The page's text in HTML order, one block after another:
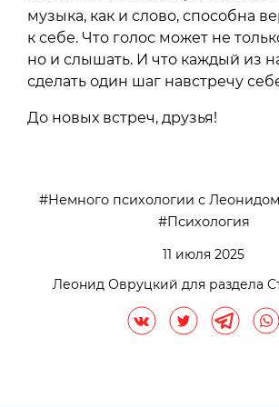
музыка, как и слово, способна
к себе. Что голос может не
но и слышать. И что каждый из
сделать один шаг навстречу
До новых встреч, друзья!
Немного психологии с
Психология
11 июля 2025
Леонид Овруцкий для раздела